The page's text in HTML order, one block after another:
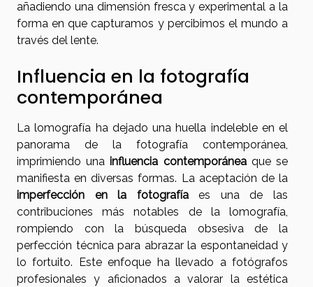
añadiendo una dimensión fresca y experimental a la
forma en que capturamos y percibimos el mundo a
través del lente.
Influencia en la fotografía
contemporánea
La lomografía ha dejado una huella indeleble en el
panorama de la fotografía contemporánea,
imprimiendo una influencia contemporáneaque se
manifiesta en diversas formas. La aceptación de la
imperfección en la fotografíaes una de las
contribuciones más notables de la lomografía,
rompiendo con la búsqueda obsesiva de la
perfección técnica para abrazar la espontaneidad y
lo fortuito. Este enfoque ha llevado a fotógrafos
profesionales y aficionados a valorar la estética